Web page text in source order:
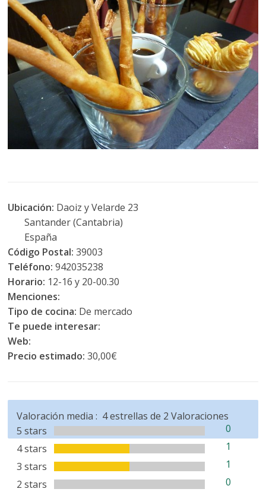
Ubicación: Daoiz y Velarde 23
Santander (Cantabria)
España
Código Postal:39003
Teléfono:942035238
Horario: 12-16 y 20-00.30
Menciones:
Tipo de cocina: De mercado
Te puede interesar:
Web:
Precio estimado:30,00€
Valoración media :
5 stars
0
4 stars
1
3 stars
1
2 stars
0
4estrellas de 2 Valoraciones